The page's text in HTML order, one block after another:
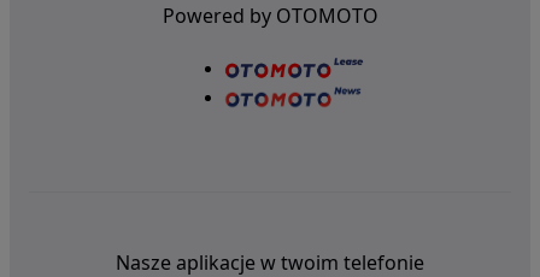
Powered by OTOMOTO
Nasze aplikacje w twoim telefonie